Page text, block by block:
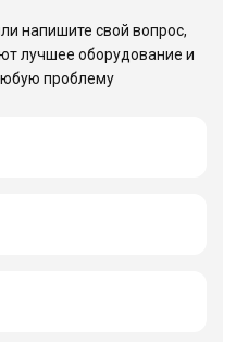
напишите свой вопрос,
лучшее оборудование и
проблему